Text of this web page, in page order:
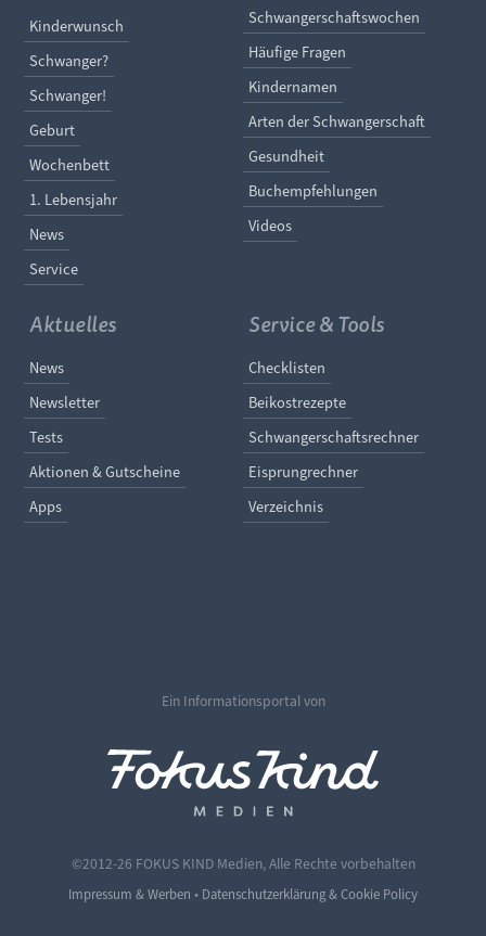
Navigation überspringen
Kinderwunsch
Schwanger?
Schwanger!
Geburt
Wochenbett
1. Lebensjahr
News
Service
Navigation
Schwangerschaftswochen
Häufige Fragen
Kindernamen
Arten der Schwangerschaft
Gesundheit
Buchempfehlungen
Videos
Aktuelles
Navigation überspringen
News
Newsletter
Tests
Aktionen & Gutscheine
Apps
Service & Tools
Navigation
Checklisten
Beikostrezepte
Schwangerschaftsrechner
Eisprungrechner
Verzeichnis
Ein Informationsportal von
©2012-26 FOKUS KIND Medien, Alle Rechte vorbehalten
Impressum & Werben • Datenschutzerklärung & Cookie Policy